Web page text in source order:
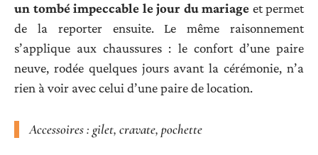
un tombé impeccable le jour du mariage et permet
de la reporter ensuite. Le même raisonnement
s’applique aux chaussures : le confort d’une paire
neuve, rodée quelques jours avant la cérémonie, n’a
rien à voir avec celui d’une paire de location.
Accessoires : gilet, cravate, pochette